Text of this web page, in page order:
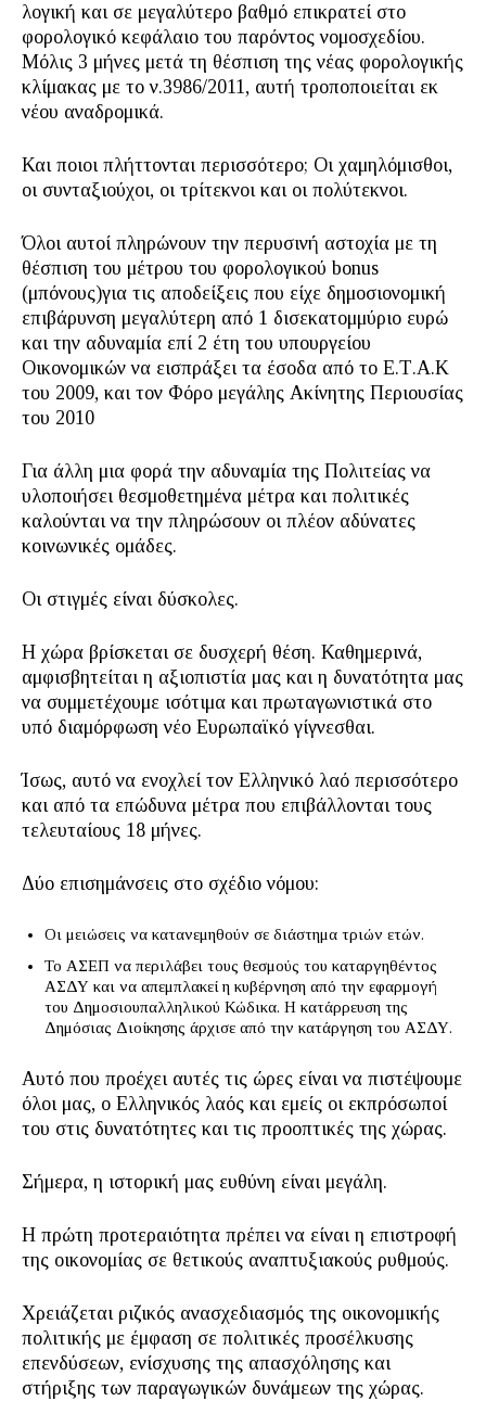
λογική και σε μεγαλύτερο βαθμό επικρατεί στο
φορολογικό κεφάλαιο του παρόντος νομοσχεδίου.
Μόλις 3 μήνες μετά τη θέσπιση της νέας φορολογικής
κλίμακας με το ν.3986/2011, αυτή τροποποιείται εκ
νέου αναδρομικά.
Και ποιοι πλήττονται περισσότερο; Οι χαμηλόμισθοι,
οι συνταξιούχοι, οι τρίτεκνοι και οι πολύτεκνοι.
Όλοι αυτοί πληρώνουν την περυσινή αστοχία με τη
θέσπιση του μέτρου του φορολογικού bonus
(μπόνους)για τις αποδείξεις που είχε δημοσιονομική
επιβάρυνση μεγαλύτερη από 1 δισεκατομμύριο ευρώ
και την αδυναμία επί 2 έτη του υπουργείου
Οικονομικών να εισπράξει τα έσοδα από το Ε.Τ.Α.Κ
του 2009, και τον Φόρο μεγάλης Ακίνητης Περιουσίας
του 2010
Για άλλη μια φορά την αδυναμία της Πολιτείας να
υλοποιήσει θεσμοθετημένα μέτρα και πολιτικές
καλούνται να την πληρώσουν οι πλέον αδύνατες
κοινωνικές ομάδες.
Οι στιγμές είναι δύσκολες.
Η χώρα βρίσκεται σε δυσχερή θέση. Καθημερινά,
αμφισβητείται η αξιοπιστία μας και η δυνατότητα μας
να συμμετέχουμε ισότιμα και πρωταγωνιστικά στο
υπό διαμόρφωση νέο Ευρωπαϊκό γίγνεσθαι.
Ίσως, αυτό να ενοχλεί τον Ελληνικό λαό περισσότερο
και από τα επώδυνα μέτρα που επιβάλλονται τους
τελευταίους 18 μήνες.
Δύο επισημάνσεις στο σχέδιο νόμου:
Οι μειώσεις να κατανεμηθούν σε διάστημα τριών ετών.
Το ΑΣΕΠ να περιλάβει τους θεσμούς του καταργηθέντος
ΑΣΔΥ και να απεμπλακεί η κυβέρνηση από την εφαρμογή
του Δημοσιουπαλληλικού Κώδικα. Η κατάρρευση της
Δημόσιας Διοίκησης άρχισε από την κατάργηση του ΑΣΔΥ.
Αυτό που προέχει αυτές τις ώρες είναι να πιστέψουμε
όλοι μας, ο Ελληνικός λαός και εμείς οι εκπρόσωποί
του στις δυνατότητες και τις προοπτικές της χώρας.
Σήμερα, η ιστορική μας ευθύνη είναι μεγάλη.
Η πρώτη προτεραιότητα πρέπει να είναι η επιστροφή
της οικονομίας σε θετικούς αναπτυξιακούς ρυθμούς.
Χρειάζεται ριζικός ανασχεδιασμός της οικονομικής
πολιτικής με έμφαση σε πολιτικές προσέλκυσης
επενδύσεων, ενίσχυσης της απασχόλησης και
στήριξης των παραγωγικών δυνάμεων της χώρας.